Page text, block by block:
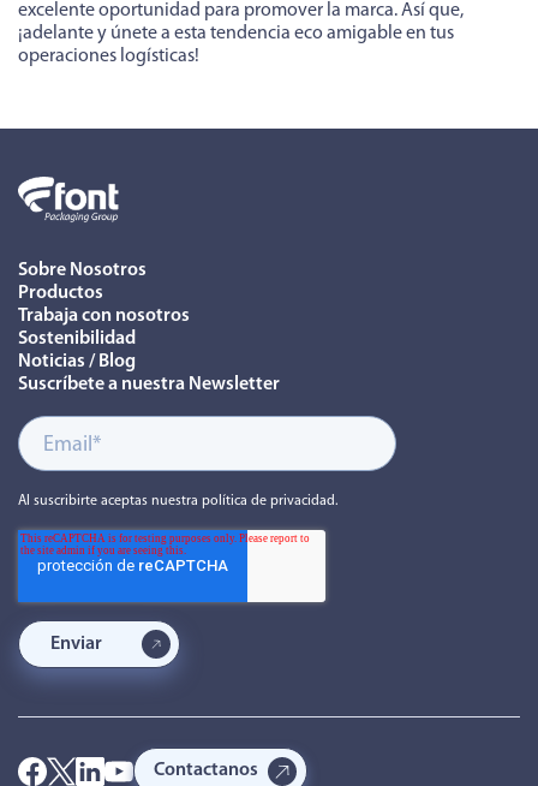
excelente oportunidad para promover la marca. Así que,
¡adelante y únete a esta tendencia eco amigable en tus
operaciones logísticas!
Sobre Nosotros
Productos
Trabaja con nosotros
Sostenibilidad
Noticias / Blog
Suscríbete a nuestra Newsletter
Al suscribirte aceptas nuestra política de privacidad.
Contactanos